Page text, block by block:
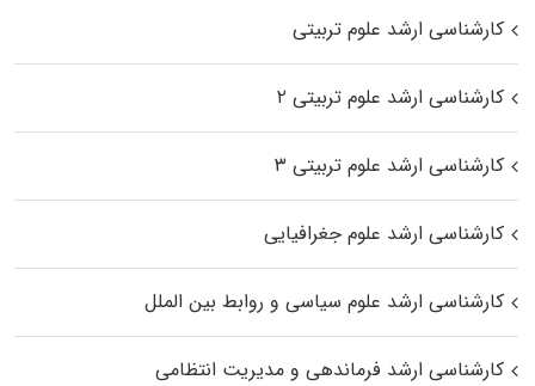
کارشناسی ارشد علوم تربیتی
کارشناسی ارشد علوم تربیتی ۲
کارشناسی ارشد علوم تربیتی ۳
کارشناسی ارشد علوم جغرافیایی
کارشناسی ارشد علوم سیاسی و روابط بین الملل
کارشناسی ارشد فرماندهی و مدیریت انتظامی